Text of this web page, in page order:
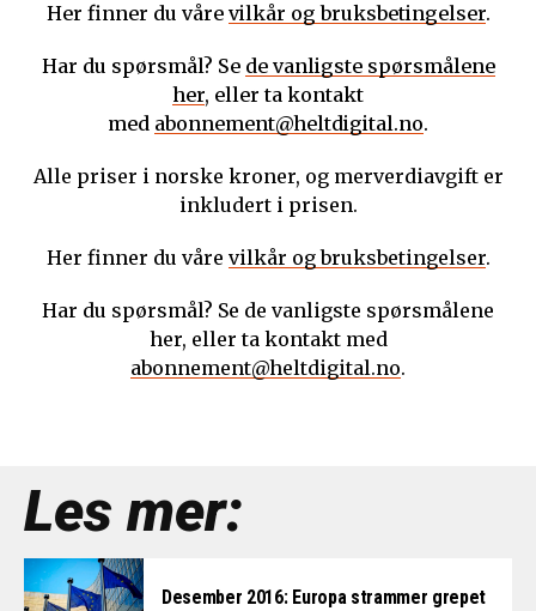
Her finner du våre vilkår og bruksbetingelser.
Har du spørsmål? Se de vanligste spørsmålene
her, eller ta kontakt
med abonnement@heltdigital.no.
Alle priser i norske kroner, og merverdiavgift er
inkludert i prisen.
Her finner du våre vilkår og bruksbetingelser.
Har du spørsmål? Se de vanligste spørsmålene
her, eller ta kontakt med
abonnement@heltdigital.no.
Les mer:
Desember 2016: Europa strammer grepet